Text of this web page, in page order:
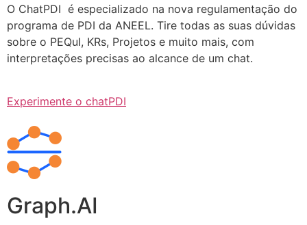
O ChatPDI é especializado na nova regulamentação do
programa de PDI da ANEEL. Tire todas as suas dúvidas
sobre o PEQuI, KRs, Projetos e muito mais, com
interpretações precisas ao alcance de um chat.
Experimente o chatPDI
Graph.AI